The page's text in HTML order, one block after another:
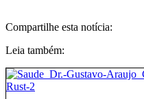
Compartilhe esta notícia:
Leia também: